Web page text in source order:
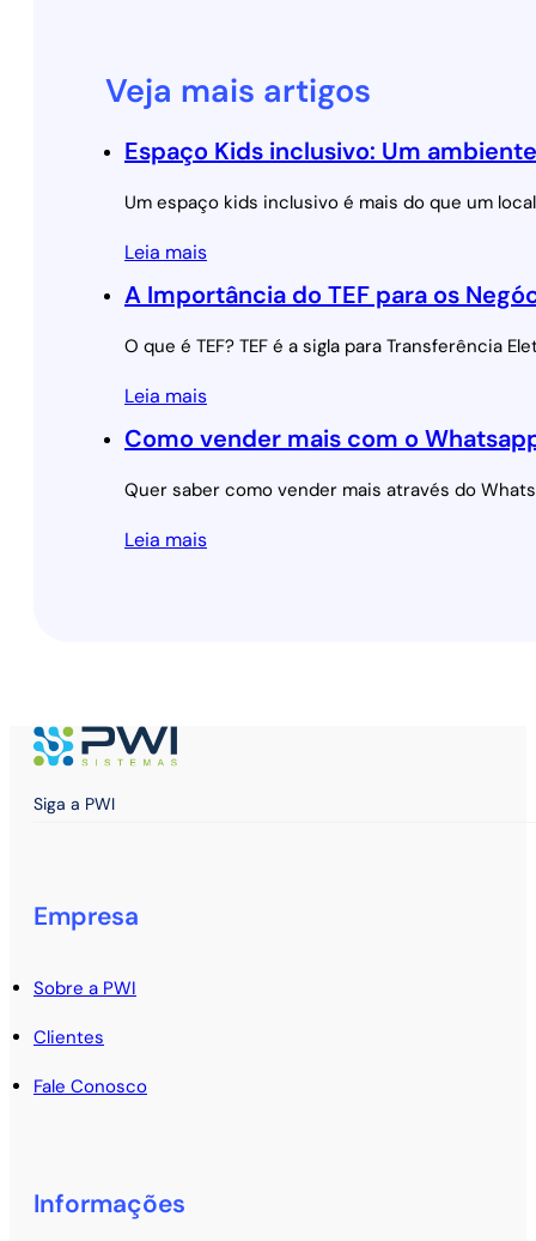
Veja mais artigos
Espaço Kids inclusivo: Um
Um espaço kids inclusivo é mais do que um
Leia mais
A Importância do TEF para os
O que é TEF? TEF é a sigla para Transferência
Leia mais
Como vender mais com o
Quer saber como vender mais através do
Leia mais
Siga a PWI
Empresa
Sobre a PWI
Clientes
Fale Conosco
Informações